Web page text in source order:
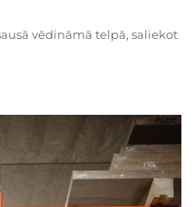
vēdināmā telpā, saliekot